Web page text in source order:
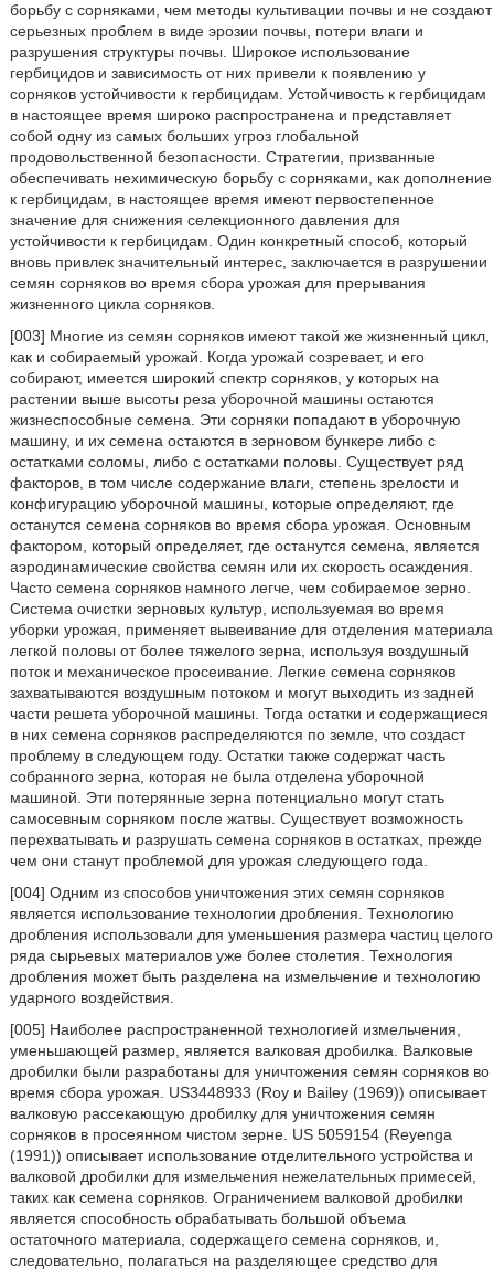
борьбу с сорняками, чем методы культивации почвы и не создают
серьезных проблем в виде эрозии почвы, потери влаги и
разрушения структуры почвы. Широкое использование
гербицидов и зависимость от них привели к появлению у
сорняков устойчивости к гербицидам. Устойчивость к гербицидам
в настоящее время широко распространена и представляет
собой одну из самых больших угроз глобальной
продовольственной безопасности. Стратегии, призванные
обеспечивать нехимическую борьбу с сорняками, как дополнение
к гербицидам, в настоящее время имеют первостепенное
значение для снижения селекционного давления для
устойчивости к гербицидам. Один конкретный способ, который
вновь привлек значительный интерес, заключается в разрушении
семян сорняков во время сбора урожая для прерывания
жизненного цикла сорняков.
[003] Многие из семян сорняков имеют такой же жизненный цикл,
как и собираемый урожай. Когда урожай созревает, и его
собирают, имеется широкий спектр сорняков, у которых на
растении выше высоты реза уборочной машины остаются
жизнеспособные семена. Эти сорняки попадают в уборочную
машину, и их семена остаются в зерновом бункере либо с
остатками соломы, либо с остатками половы. Существует ряд
факторов, в том числе содержание влаги, степень зрелости и
конфигурацию уборочной машины, которые определяют, где
останутся семена сорняков во время сбора урожая. Основным
фактором, который определяет, где останутся семена, является
аэродинамические свойства семян или их скорость осаждения.
Часто семена сорняков намного легче, чем собираемое зерно.
Система очистки зерновых культур, используемая во время
уборки урожая, применяет вывеивание для отделения материала
легкой половы от более тяжелого зерна, используя воздушный
поток и механическое просеивание. Легкие семена сорняков
захватываются воздушным потоком и могут выходить из задней
части решета уборочной машины. Тогда остатки и содержащиеся
в них семена сорняков распределяются по земле, что создаст
проблему в следующем году. Остатки также содержат часть
собранного зерна, которая не была отделена уборочной
машиной. Эти потерянные зерна потенциально могут стать
самосевным сорняком после жатвы. Существует возможность
перехватывать и разрушать семена сорняков в остатках, прежде
чем они станут проблемой для урожая следующего года.
[004] Одним из способов уничтожения этих семян сорняков
является использование технологии дробления. Технологию
дробления использовали для уменьшения размера частиц целого
ряда сырьевых материалов уже более столетия. Технология
дробления может быть разделена на измельчение и технологию
ударного воздействия.
[005] Наиболее распространенной технологией измельчения,
уменьшающей размер, является валковая дробилка. Валковые
дробилки были разработаны для уничтожения семян сорняков во
время сбора урожая. US3448933 (Roy и Bailey (1969)) описывает
валковую рассекающую дробилку для уничтожения семян
сорняков в просеянном чистом зерне. US 5059154 (Reyenga
(1991)) описывает использование отделительного устройства и
валковой дробилки для измельчения нежелательных примесей,
таких как семена сорняков. Ограничением валковой дробилки
является способность обрабатывать большой объема
остаточного материала, содержащего семена сорняков, и,
следовательно, полагаться на разделяющее средство для